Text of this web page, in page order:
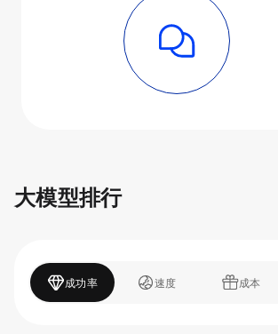
大模型排行
成功率 速度 成本